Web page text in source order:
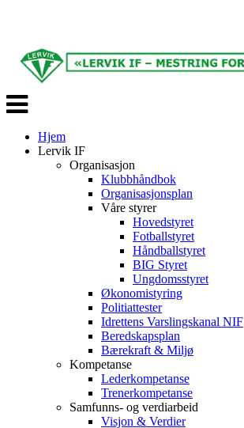
Veksle
navigasjon
Hjem
Lervik IF
Organisasjon
Klubbhåndbok
Organisasjonsplan
Våre styrer
Hovedstyret
Fotballstyret
Håndballstyret
BIG Styret
Ungdomsstyret
Økonomistyring
Politiattester
Idrettens Varslingskanal NIF
Beredskapsplan
Bærekraft & Miljø
Kompetanse
Lederkompetanse
Trenerkompetanse
Samfunns- og verdiarbeid
Visjon & Verdier